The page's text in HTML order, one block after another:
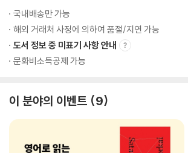
국내배송만 가능
해외 거래처 사정에 의하여 품절/지연 가능
도서 정보 중 미표기 사항 안내
문화비소득공제 가능
이 분야의 이벤트 9